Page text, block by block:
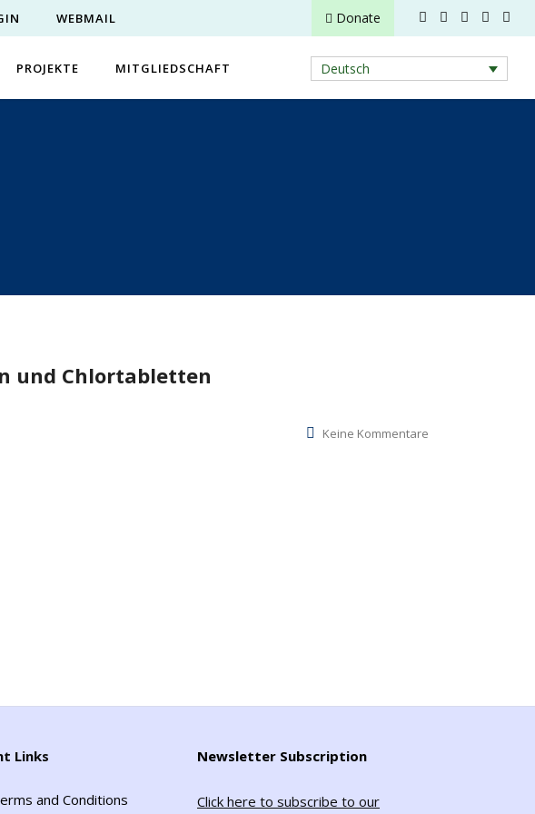
WEBMAIL Donate
PROJEKTE MITGLIEDSCHAFT Deutsch
und Chlortabletten
Keine Kommentare
Links
and Conditions
Newsletter Subscription
Click here to subscribe to our